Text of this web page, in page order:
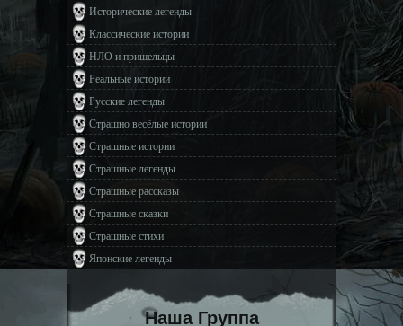
Исторические легенды
Классические истории
НЛО и пришельцы
Реальные истории
Русские легенды
Страшно весёлые истории
Страшные истории
Страшные легенды
Страшные рассказы
Страшные сказки
Страшные стихи
Японские легенды
Наша Группа